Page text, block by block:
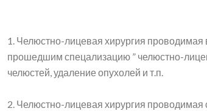
1. Челюстно-лицевая хирургия проводимая
прошедшим спецализацию ” челюстно-
челюстей, удаление опухолей и т.п.
2. Челюстно-лицевая хирургия проводимая